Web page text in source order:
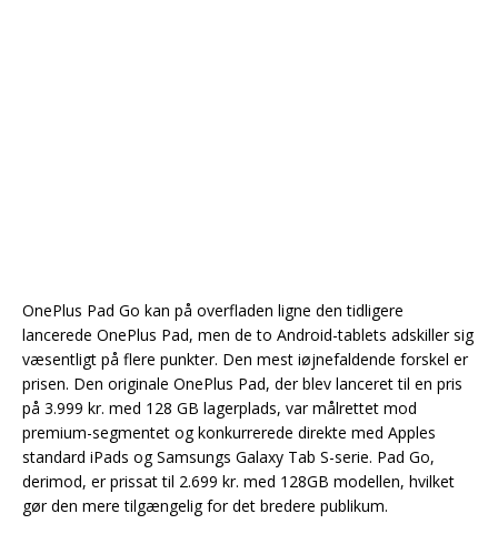
OnePlus Pad Go kan på overfladen ligne den tidligere
lancerede OnePlus Pad, men de to Android-tablets adskiller sig
væsentligt på flere punkter. Den mest iøjnefaldende forskel er
prisen. Den originale OnePlus Pad, der blev lanceret til en pris
på 3.999 kr. med 128 GB lagerplads, var målrettet mod
premium-segmentet og konkurrerede direkte med Apples
standard iPads og Samsungs Galaxy Tab S-serie. Pad Go,
derimod, er prissat til 2.699 kr. med 128GB modellen, hvilket
gør den mere tilgængelig for det bredere publikum.